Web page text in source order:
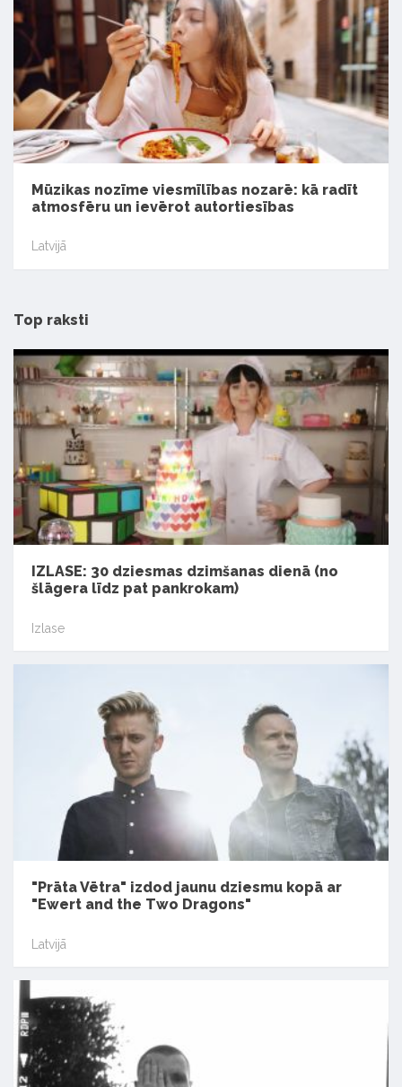
Mūzikas nozīme viesmīlības nozarē: kā radīt
atmosfēru un ievērot autortiesības
Latvijā
Top raksti
IZLASE: 30 dziesmas dzimšanas dienā (no
šlāgera līdz pat pankrokam)
Izlase
"Prāta Vētra" izdod jaunu dziesmu kopā ar
"Ewert and the Two Dragons"
Latvijā